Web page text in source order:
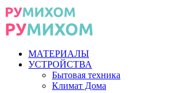
МАТЕРИАЛЫ
УСТРОЙСТВА
Бытовая техника
Климат Дома